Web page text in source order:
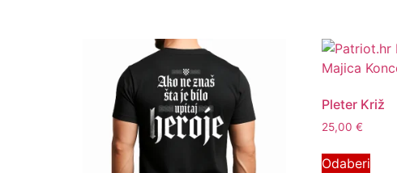
Pleter Križ
25,00 €
Odaberi